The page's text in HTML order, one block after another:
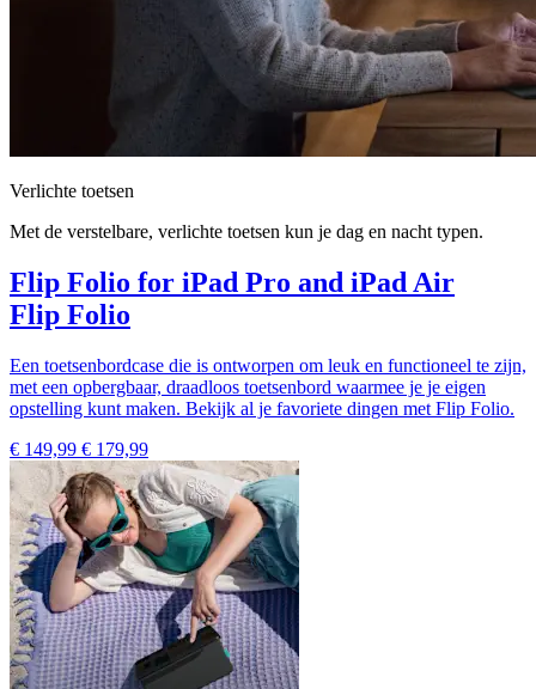
Verlichte toetsen
Met de verstelbare, verlichte toetsen kun je dag en nacht typen.
Flip Folio for iPad Pro and iPad Air
Flip Folio
Een toetsenbordcase die is ontworpen om leuk en functioneel te zijn,
met een opbergbaar, draadloos toetsenbord waarmee je je eigen
opstelling kunt maken. Bekijk al je favoriete dingen met Flip Folio.
€ 149,99 € 179,99